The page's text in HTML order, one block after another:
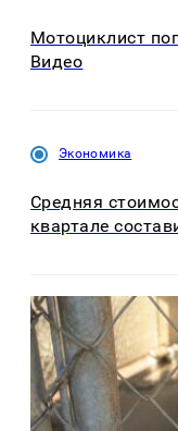
Мотоциклист
Видео
Экономика
Средняя
квартале